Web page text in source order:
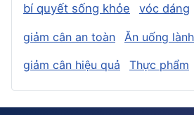
bí quyết sống khỏe vóc dáng
giảm cân an toàn
Ăn uống
giảm cân hiệu quả
Thực phẩm